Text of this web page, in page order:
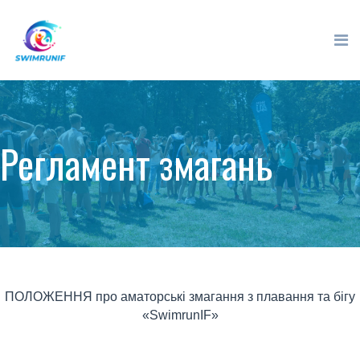
Регламент змагань
ПОЛОЖЕННЯ про аматорські змагання з плавання та бігу
«SwimrunIF»